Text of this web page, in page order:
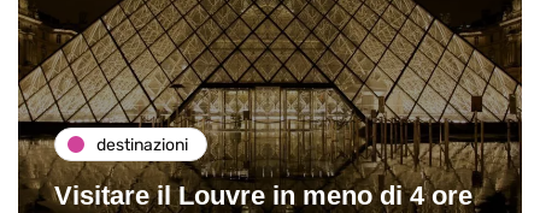
destinazioni
Visitare il Louvre in meno di 4 ore